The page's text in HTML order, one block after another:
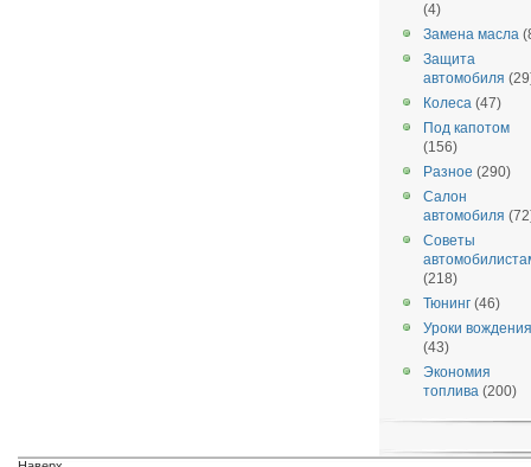
(4)
Замена масла
Защита
автомобиля
Колеса (47)
Под капотом
(156)
Разное (290)
Салон
автомобиля
Советы
(218)
Тюнинг (46)
Уроки вождения
(43)
Экономия
топлива (200)